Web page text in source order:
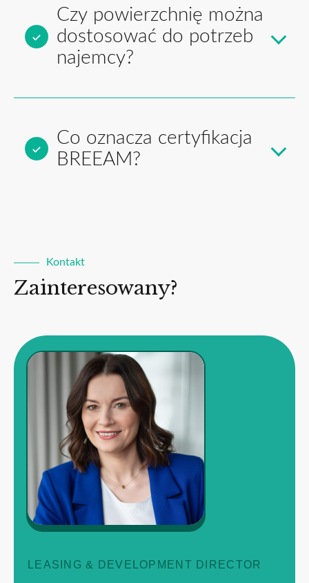
Czy powierzchnię można
dostosować do potrzeb
najemcy?
Co oznacza certyfikacja
BREEAM?
Kontakt
Zainteresowany?
LEASING & DEVELOPMENT DIRECTOR